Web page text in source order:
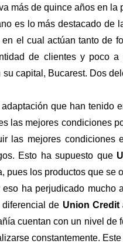
más de quince años en la
es lo más destacado de
el cual actúan tanto de
de clientes y poco a
capital, Bucarest. Dos
que han tenido
las mejores condiciones
las mejores condiciones
Esto ha supuesto que
pues los productos que se
ha perjudicado mucho
de Union Credit
cuentan con un nivel de
constantemente.